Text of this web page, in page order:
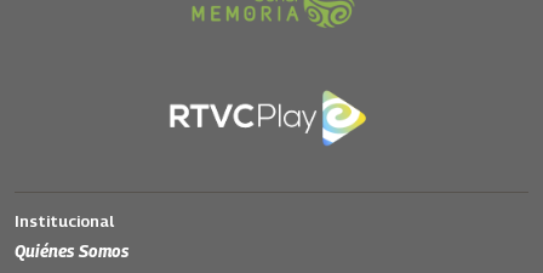
Institucional
Quiénes Somos